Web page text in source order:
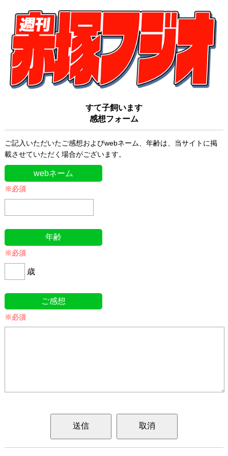
すて子飼います
感想フォーム
ご記入いただいたご感想およびwebネーム、年齢は、当サイトに掲
載させていただく場合がございます。
webネーム
※必須
年齢
※必須
歳
ご感想
※必須